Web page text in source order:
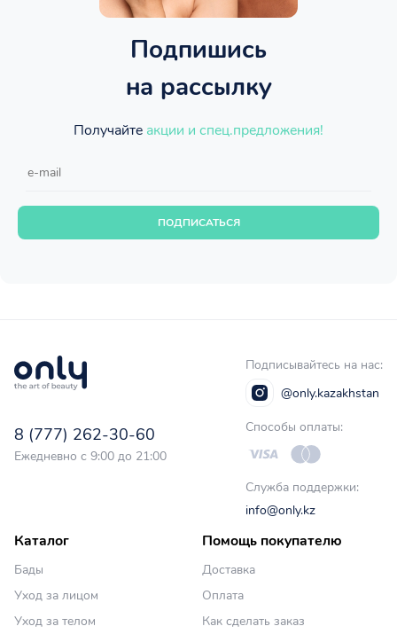
Подпишись
на рассылку
Получайте акции и спец.предложения!
ПОДПИСАТЬСЯ
8 (777) 262-30-60
Ежедневно с 9:00 до 21:00
Подписывайтесь на нас:
@only.kazakhstan
Способы оплаты:
Служба поддержки:
info@only.kz
Каталог
Бады
Уход за лицом
Уход за телом
Помощь покупателю
Доставка
Оплата
Как сделать заказ